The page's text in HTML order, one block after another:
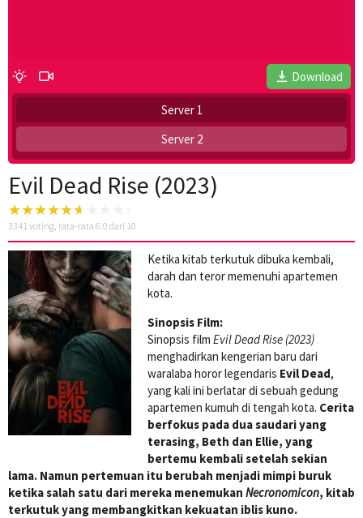
Download
Server 1
Server 2
Evil Dead Rise (2023)
3341 voting, rata-rata 6.0 dari 10
Ketika kitab terkutuk dibuka kembali,
darah dan teror memenuhi apartemen
kota.
Sinopsis Film:
Sinopsis film Evil Dead Rise (2023)
menghadirkan kengerian baru dari
waralaba horor legendaris Evil Dead,
yang kali ini berlatar di sebuah gedung
apartemen kumuh di tengah kota. Cerita
berfokus pada dua saudari yang
terasing, Beth dan Ellie, yang
bertemu kembali setelah sekian
lama. Namun pertemuan itu berubah menjadi mimpi buruk
ketika salah satu dari mereka menemukan Necronomicon, kitab
terkutuk yang membangkitkan kekuatan iblis kuno.